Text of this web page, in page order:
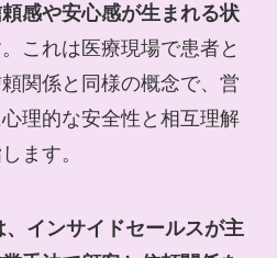
感や安心感が生まれる状
これは医療現場で患者と
関係と同様の概念で、営
理的な安全性と相互理解
ます。
インサイドセールスが主